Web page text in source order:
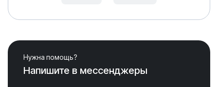
Нужна помощь?
Напишите в мессенджеры